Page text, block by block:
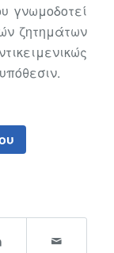
γνωμοδοτεί
ζητημάτων